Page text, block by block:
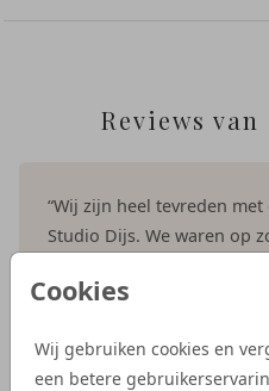
Cookies
Wij gebruiken cookies en
een betere
Reviews
“Wij zijn heel tevreden met
Studio Dijs. We waren op
vonden we precies wat we
geboortekaartjes waren